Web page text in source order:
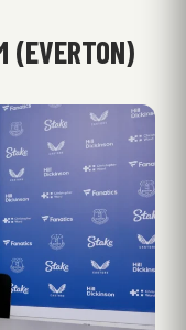
(EVERTON)